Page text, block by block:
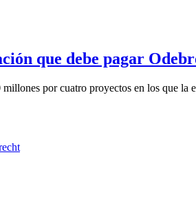
que debe pagar
por cuatro proyectos en los que la